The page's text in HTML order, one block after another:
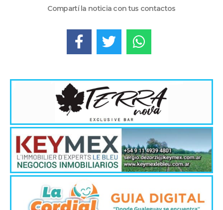
Compartí la noticia con tus contactos